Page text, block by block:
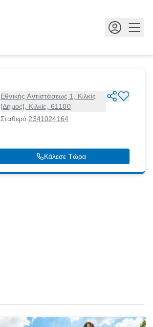
Εθνικής Αντιστάσεως 1, Κιλκίς
[Δήμος], Κιλκίς, 61100
Σταθερό:2341024164
Κάλεσε Τώρα